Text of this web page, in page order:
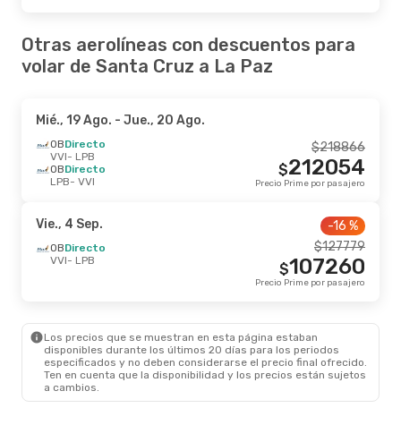
Otras aerolíneas con descuentos para
volar de Santa Cruz a La Paz
Mié., 19 Ago. - Jue., 20 Ago.
OBDirecto
VVI- LPB
OBDirecto
LPB- VVI
218866
$
212054
$
Precio Prime por pasajero
Vie., 4 Sep.
OBDirecto
VVI- LPB
-16 %
127779
$
107260
$
Precio Prime por pasajero
Los precios que se muestran en esta página estaban
disponibles durante los últimos 20 días para los periodos
especificados y no deben considerarse el precio final ofrecido.
Ten en cuenta que la disponibilidad y los precios están sujetos
a cambios.